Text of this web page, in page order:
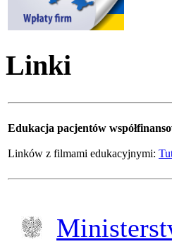
Linki
Edukacja pacjentów
Linków z filmami edukacyjnymi: